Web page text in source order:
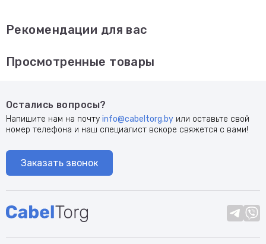
Рекомендации для вас
Просмотренные товары
Остались вопросы?
Напишите нам на почту info@cabeltorg.by или оставьте свой
номер телефона и наш специалист вскоре свяжется с вами!
Заказать звонок